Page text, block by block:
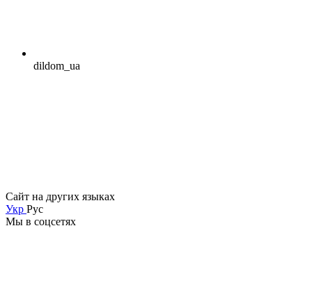
dildom_ua
Сайт на других языках
Укр Рус
Мы в соцсетях